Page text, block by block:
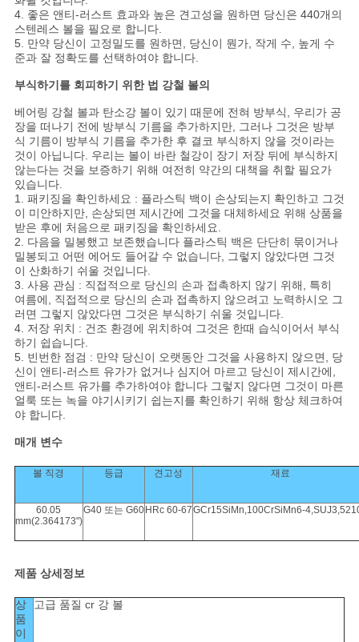
4. 좋은 앤티-러스트 효과와 높은 견고성을 원하면 당신은 440개의
스텐레스 볼을 필요로 합니다.
5. 만약 당신이 고정밀도를 원하면, 당신이 뭔가, 작게 수, 높게 수
준과 잘 정확도를 선택하여야 합니다.
부식하기를 회피하기 위한 법 강철 볼의
베어링 강철 볼과 탄소강 볼이 있기 때문에 전혀 방부식, 우리가 공
장을 떠나기 전에 방부식 기름을 추가하지만, 그러나 그것은 방부
식 기름이 방부식 기름을 추가한 후 결코 부식하지 않을 것이라는
것이 아닙니다. 우리는 볼이 바란 철강이 장기 저장 뒤에 부식하지
않는다는 것을 보증하기 위해 여전히 약간의 대책을 취할 필요가
있습니다.
1. 패키징을 확인하세요 : 플라스틱 백이 손상되는지 확인하고 그것
이 미안하지만, 손상되면 제시간에 그것을 대체하세요 위해 상품을
받은 후에 처음으로 패키징을 확인하세요.
2. 다음을 밀봉했고 보존했습니다 플라스틱 백은 단단히 묶이거나
밀봉되고 어떤 에어도 들어갈 수 없습니다, 그렇지 않았다면 그것
이 산화하기 쉬울 것입니다.
3. 사용 관심 : 직접적으로 당신의 손과 접촉하지 않기 위해, 특히
여름에, 직접적으로 당신의 손과 접촉하지 않으려고 노력하시오 그
러면 그렇지 않았다면 그것은 부식하기 쉬울 것입니다.
4. 저장 위치 : 건조 환경에 위치하여 그것은 한때 습식이어서 부식
하기 쉽습니다.
5. 빈번한 점검 : 만약 당신이 오랫동안 그것을 사용하지 않으면, 당
신이 앤티-러스트 유가가 없거나 심지어 마르고 당신이 제시간에,
앤티-러스트 유가를 추가하여야 합니다 그렇지 않다면 그것이 마른
얼룩 또는 녹을 야기시키기 쉽는지를 확인하기 위해 항상 체크하여
야 합니다.
매개 변수
볼 직경 등급 견고성 재료
60.05
mm(2.364173")
G40 또는 G60 HRc 60-67GCr15SiMn,100CrSiMn6-
제품 상세정보
상
품
이
고급 품질 cr 강 볼